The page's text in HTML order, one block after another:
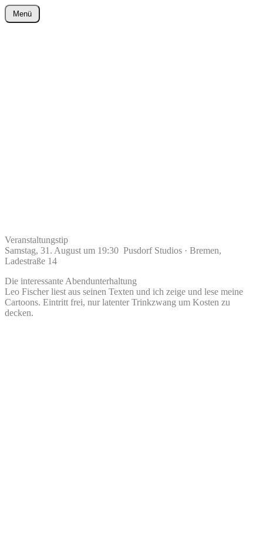
wurster-cartoon-blog.de
Menü
Zum
Inhalt
Veranstaltungstip
Samstag, 31. August um 19:30 Pusdorf Studios · Bremen,
Ladestraße 14
Die interessante Abendunterhaltung
Leo Fischer liest aus seinen Texten und ich zeige und lese meine
Cartoons. Eintritt frei, nur latenter Trinkzwang um Kosten zu
decken.